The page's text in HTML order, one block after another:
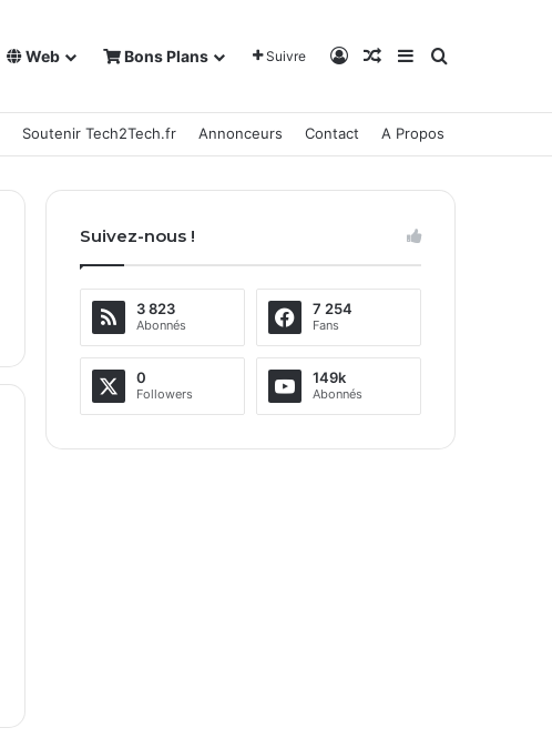
Web Bons Plans Suivre Connexion
Article Aléatoire
Sidebar (barre
Rechercher
Soutenir Tech2Tech.fr Annonceurs Contact A Propos
Suivez-nous !
3 823
Abonnés
7 254
Fans
0
Followers
149k
Abonnés